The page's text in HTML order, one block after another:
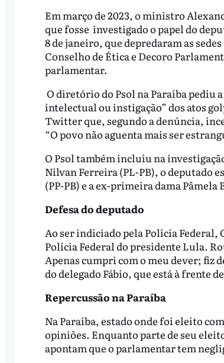
Em março de 2023, o ministro
que fosse investigado o papel do
8 de janeiro, que depredaram as
Conselho de Ética e Decoro
parlamentar.
O diretório do Psol na Paraíba pediu
intelectual ou instigação” dos atos
Twitter que, segundo a denúncia,
“O povo não aguenta mais ser
O Psol também incluiu na
Nilvan Ferreira (PL-PB), o deputado
(PP-PB) e a ex-primeira dama Pâmela
Defesa do deputado
Ao ser indiciado pela Polícia Federal,
Polícia Federal do presidente Lula.
Apenas cumpri com o meu dever; fiz
do delegado Fábio, que está à frente
Repercussão na Paraíba
Na Paraíba, estado onde foi eleito
opiniões. Enquanto parte de seu
apontam que o parlamentar tem